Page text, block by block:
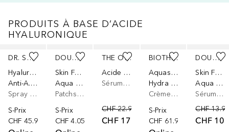
PRODUITS À BASE D’ACIDE
HYALURONIQUE
DR. SUSANNE VON SCHMIEDEBERG
Hyaluronic
Anti-A.G.E. spray visage
Spray visage
S-Prix
CHF 45.90
DOUGLAS COLLECTION
Skin Focus
Aqua Perfect Hydrating Eye Patches
Patchs yeux
S-Prix
CHF 4.05
THE ORDINARY
Acide Hyaluronique 2% + B5
Sérum à l’acide hyaluronique
CHF 22.90
CHF 17.17
BIOTHERM
Aquasource
Hydra Barrier
Crème visage
S-Prix
CHF 61.90
DOUGLAS COLLECTION
Skin Focus
Aqua Perfect Hydrating Ampoules 5 x 1,5ml
Sérum pour ampoules
CHF
CHF